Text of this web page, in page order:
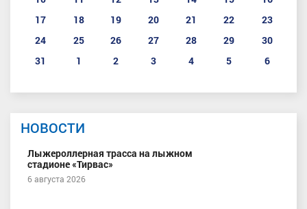
17
18 19 20 21 22
23
24
25 26 27 28 29
30
31
1 2 3 4 5 6
НОВОСТИ
Лыжероллерная трасса на лыжном
стадионе «Тирвас»
6 августа 2026